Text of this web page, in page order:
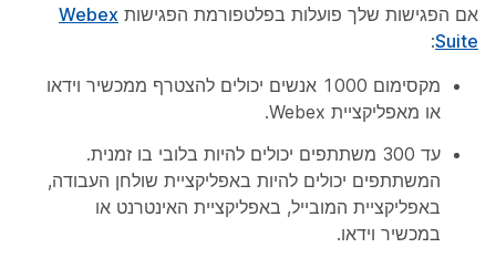
אם הפגישות שלך פועלות בפלטפורמת הפגישות Webex
Suite
:
מקסימום 1000 אנשים יכולים להצטרף ממכשיר וידאו
או מאפליקציית Webex.
עד 300 משתתפים יכולים להיות בלובי בו זמנית.
המשתתפים יכולים להיות באפליקציית שולחן העבודה,
באפליקציית המובייל, באפליקציית האינטרנט או
במכשיר וידאו.